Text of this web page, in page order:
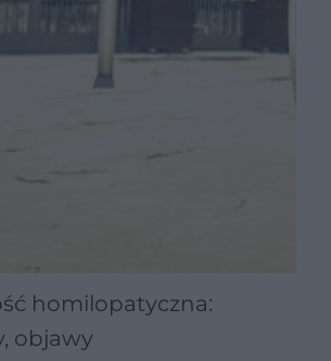
homilopatyczna:
objawy